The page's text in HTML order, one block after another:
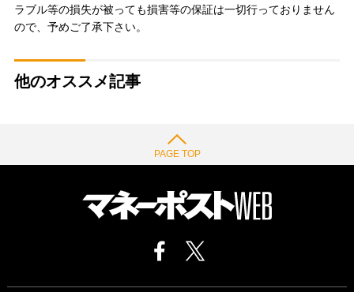
ラブル等の損失が被っても損害等の保証は一切行っておりません
ので、予めご了承下さい。
他のオススメ記事
PAGE TOP